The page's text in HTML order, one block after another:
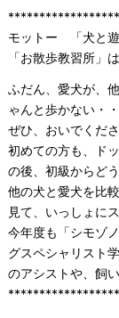
モットー 「犬と
「お散歩教習所」
ふだん、愛犬が、
ゃんと歩かない・
ぜひ、おいでくださ
初めての方も、ド
の後、初級からど
他の犬と愛犬を比
見て、いっしょに
今年度も「シモゾ
グスペシャリスト
のアシストや、飼